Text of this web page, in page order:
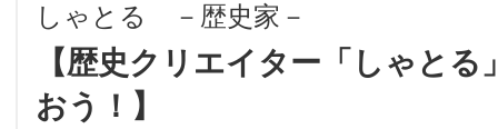
しゃとる －歴史家－
【歴史クリエイター「しゃとる
おう！】
地域に導入を